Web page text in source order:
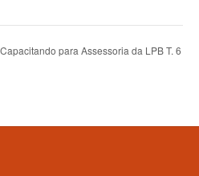
Capacitando para Assessoria da LPB T. 6